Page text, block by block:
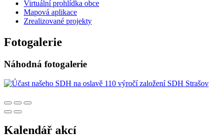
Virtuální prohlídka obce
Mapová aplikace
Zrealizované projekty
Fotogalerie
Náhodná fotogalerie
Kalendář akcí